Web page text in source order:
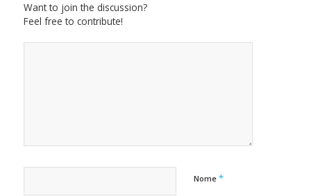
Want to join the discussion?
Feel free to contribute!
Nome *